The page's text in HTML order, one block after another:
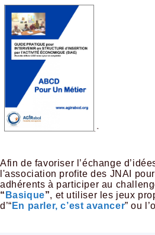
, “
Afin de favoriser l’échange
l'association profite des JNAI
adhérents à participer au
“ Basique”, et utiliser les jeux
d’“ En parler, c’est avancer” ou